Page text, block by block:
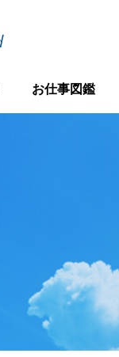
お仕事図鑑